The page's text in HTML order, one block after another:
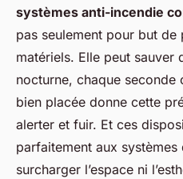
systèmes anti-incendie
pas seulement pour but de
matériels. Elle peut sauver
nocturne, chaque
bien placée donne cette
alerter et fuir. Et ces
parfaitement aux
surcharger l’espace ni